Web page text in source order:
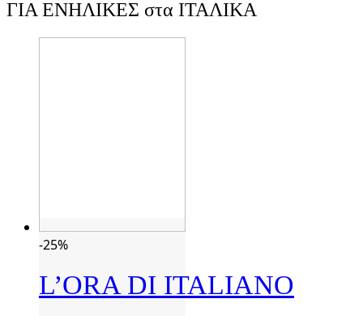
ΓΙΑ ΕΝΗΛΙΚΕΣ στα ΙΤΑΛΙΚΑ
-25%
L’ORA DI ITALIANO